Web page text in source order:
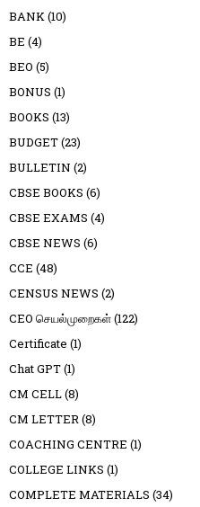
BANK(10)
BE (4)
BEO (5)
BONUS (1)
BOOKS (13)
BUDGET(23)
BULLETIN (2)
CBSE BOOKS (6)
CBSE EXAMS (4)
CBSE NEWS (6)
CCE (48)
CENSUS NEWS (2)
CEO செயல்முறைகள்(122)
Certificate (1)
Chat GPT(1)
CM CELL(8)
CM LETTER(8)
COACHING CENTRE (1)
COLLEGE LINKS (1)
COMPLETE MATERIALS (34)